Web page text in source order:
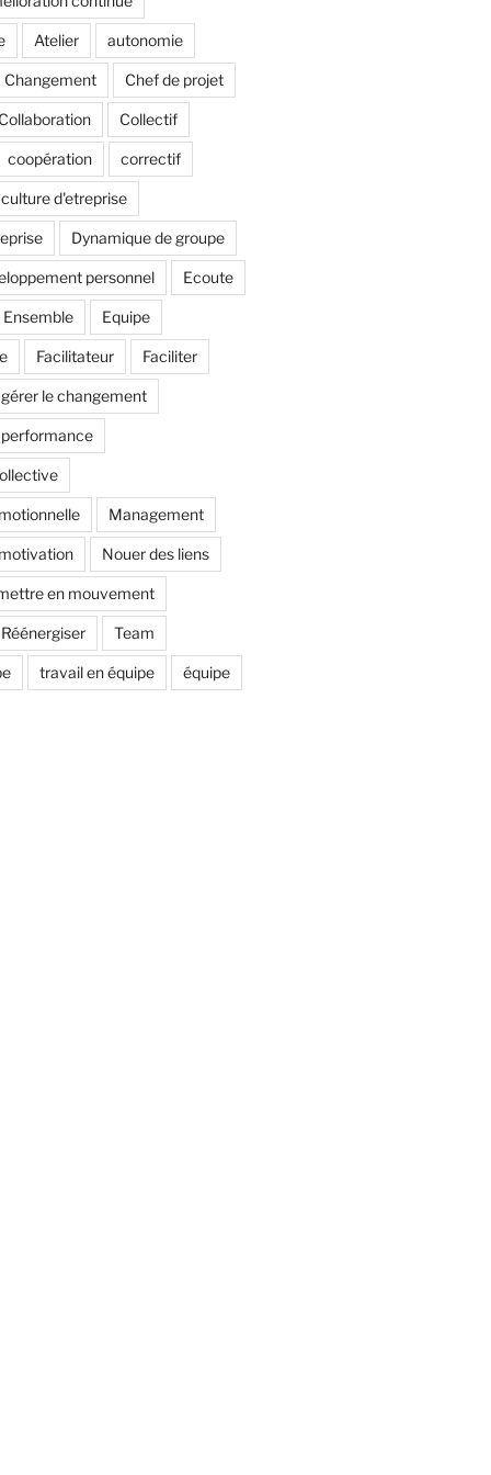
Atelier autonomie
Changement Chef de projet
Collaboration Collectif
coopération correctif
culture d'etreprise
Dynamique de groupe
personnel Ecoute
Ensemble Equipe
Facilitateur Faciliter
gérer le changement
Management
motivation Nouer des liens
en mouvement
Réénergiser Team
travail en équipe équipe